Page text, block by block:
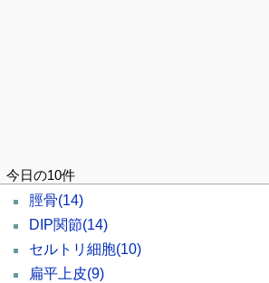
今日の10件
脛骨(14)
DIP関節(14)
セルトリ細胞(10)
扁平上皮(9)